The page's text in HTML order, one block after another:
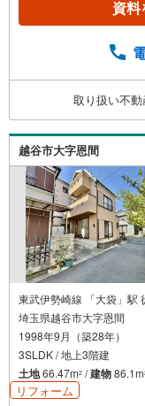
から映像を
などもしっ
ナーと1対1
しいパートナ
族みんなで参
時間～9:30～
合せがスムー
資料
取り扱い不
越谷市大字恩間
東武伊勢崎線 「大袋」駅
埼玉県越谷市大字恩間
1998年9月（築28年）
3SLDK / 地上3階建
土地66.47m2 /建物86.1m
リフォーム